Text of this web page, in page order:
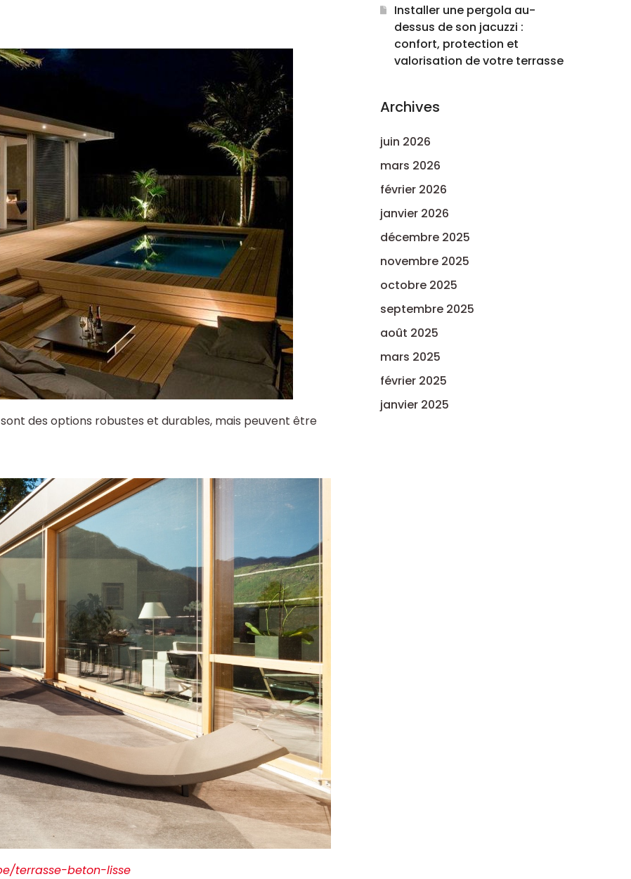
des options robustes et durables, mais peuvent être
terrasse-beton-lisse
Installer une pergola au-
dessus de son jacuzzi :
confort, protection et
valorisation de votre terrasse
Archives
juin 2026
mars 2026
février 2026
janvier 2026
décembre 2025
novembre 2025
octobre 2025
septembre 2025
août 2025
mars 2025
février 2025
janvier 2025